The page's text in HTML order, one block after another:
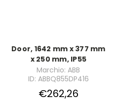
Door, 1642 mm x 377 mm
x 250 mm, IP55
Marchio: ABB
ID: ABBQ855DP416
€262,26